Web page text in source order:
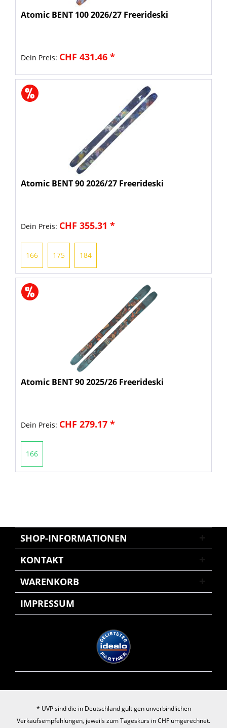
Atomic BENT 100 2026/27 Freerideski
Dein Preis: CHF 431.46 *
Atomic BENT 90 2026/27 Freerideski
Dein Preis: CHF 355.31 *
166 175 184
Atomic BENT 90 2025/26 Freerideski
Dein Preis: CHF 279.17 *
166
SHOP-INFORMATIONEN
KONTAKT
WARENKORB
IMPRESSUM
* UVP sind die in Deutschland gültigen unverbindlichen
Verkaufsempfehlungen, jeweils zum Tageskurs in CHF umgerechnet.